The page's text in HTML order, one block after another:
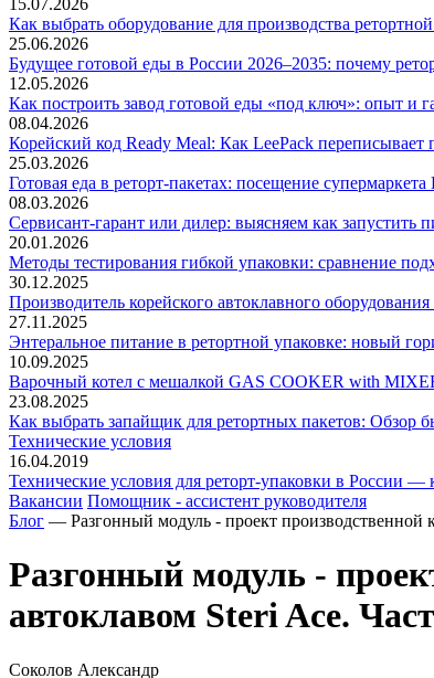
15.07.2026
Как выбрать оборудование для производства
25.06.2026
Будущее готовой еды в России 2026–2035: почему
12.05.2026
Как построить завод готовой еды «под ключ»: опыт и
08.04.2026
Корейский код Ready Meal: Как LeePack переписывает
25.03.2026
Готовая еда в реторт-пакетах: посещение
08.03.2026
Сервисант-гарант или дилер: выясняем как запустить
20.01.2026
Методы тестирования гибкой упаковки: сравнение
30.12.2025
Производитель корейского автоклавного
27.11.2025
Энтеральное питание в ретортной упаковке: новый
10.09.2025
Варочный котел с мешалкой GAS COOKER with
23.08.2025
Как выбрать запайщик для ретортных пакетов: Обзор
Технические условия
16.04.2019
Технические условия для реторт-упаковки в России
Вакансии Помощник - ассистент руководителя
Блог — Разгонный модуль - проект производственной
Разгонный модуль -
автоклавом Steri Ace.
Соколов Александр